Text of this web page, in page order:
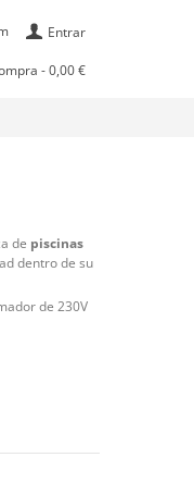
Entrar
-0,00 €
de piscinas
dentro de su
de 230V